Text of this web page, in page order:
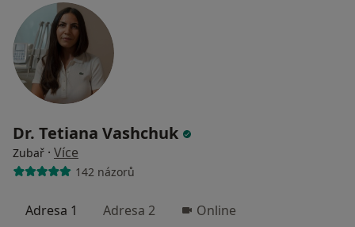
Dr. Tetiana Vashchuk
Zubař · Více
142 názorů
Adresa 1 Adresa 2 Online